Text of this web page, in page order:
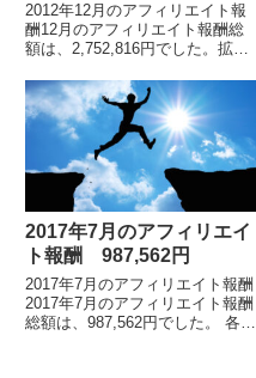
2012年12月のアフィリエイト報
酬12月のアフィリエイト報酬総
額は、2,752,816円でした。拡大
200万円（月額報酬）をクリアし
ました。2012年2月にアフィリエ
イ...
2017年7月のアフィリエイ
ト報酬 987,562円
2017年7月のアフィリエイト報酬
2017年7月のアフィリエイト報酬
総額は、987,562円でした。 各月